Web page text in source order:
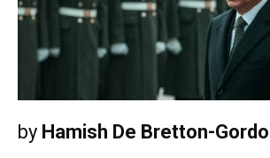
by Hamish De Bretton-